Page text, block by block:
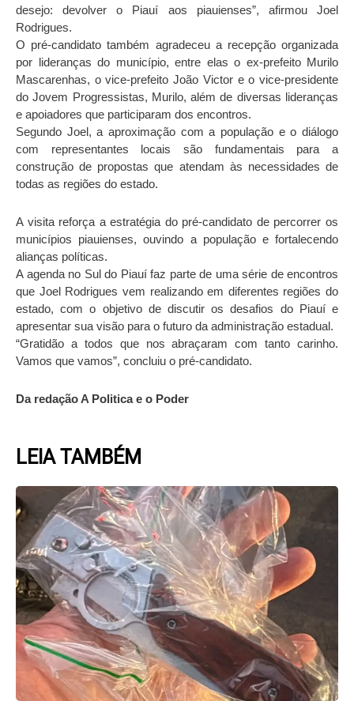
desejo: devolver o Piauí aos piauienses”, afirmou Joel
Rodrigues.
O pré-candidato também agradeceu a recepção organizada
por lideranças do município, entre elas o ex-prefeito Murilo
Mascarenhas, o vice-prefeito João Victor e o vice-presidente
do Jovem Progressistas, Murilo, além de diversas lideranças
e apoiadores que participaram dos encontros.
Segundo Joel, a aproximação com a população e o diálogo
com representantes locais são fundamentais para a
construção de propostas que atendam às necessidades de
todas as regiões do estado.
A visita reforça a estratégia do pré-candidato de percorrer os
municípios piauienses, ouvindo a população e fortalecendo
alianças políticas.
A agenda no Sul do Piauí faz parte de uma série de encontros
que Joel Rodrigues vem realizando em diferentes regiões do
estado, com o objetivo de discutir os desafios do Piauí e
apresentar sua visão para o futuro da administração estadual.
“Gratidão a todos que nos abraçaram com tanto carinho.
Vamos que vamos”, concluiu o pré-candidato.
Da redação A Politica e o Poder
LEIA TAMBÉM
PagePagePagePagePage